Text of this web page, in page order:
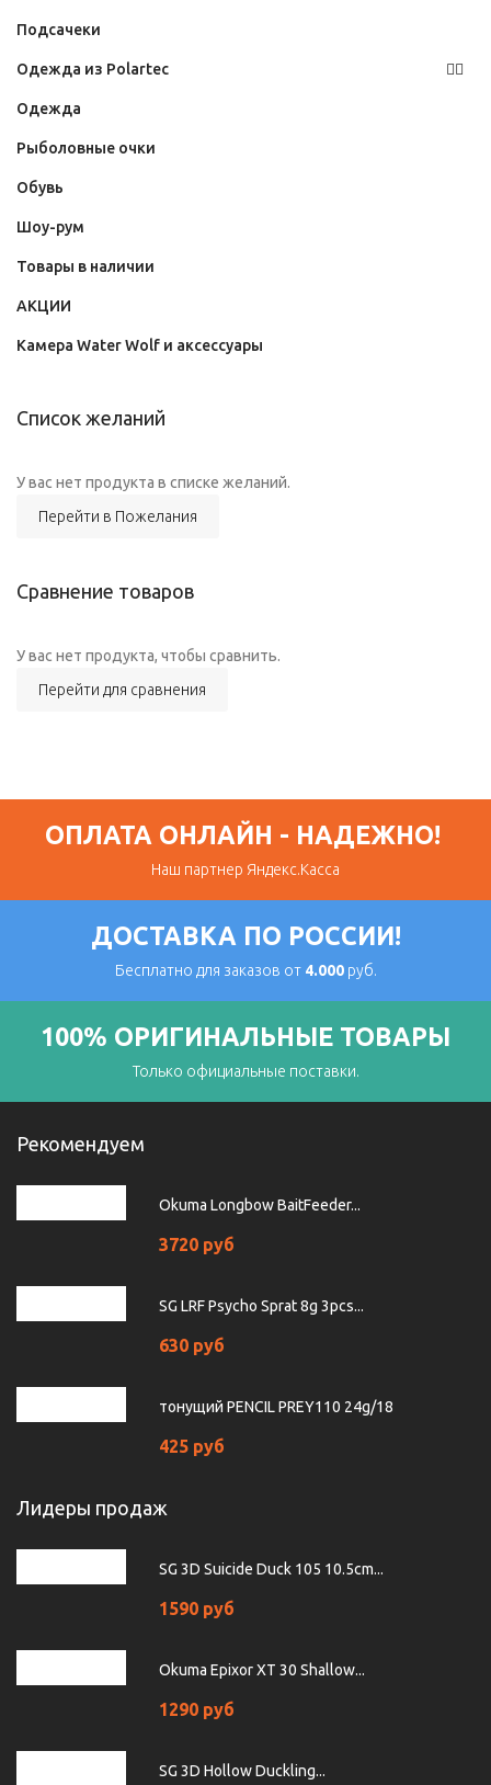
Подсачеки
Одежда из Polartec
Одежда
Рыболовные очки
Обувь
Шоу-рум
Товары в наличии
АКЦИИ
Камера Water Wolf и аксессуары
Список желаний
У вас нет продукта в списке желаний.
Перейти в Пожелания
Сравнение товаров
У вас нет продукта, чтобы сравнить.
Перейти для сравнения
ОПЛАТА ОНЛАЙН - НАДЕЖНО!
Наш партнер Яндекс.Касса
ДОСТАВКА ПО РОССИИ!
Бесплатно для заказов от 4.000руб.
100% ОРИГИНАЛЬНЫЕ ТОВАРЫ
Только официальные поставки.
Рекомендуем
Okuma Longbow BaitFeeder...
3720 руб
SG LRF Psycho Sprat 8g 3pcs...
630 руб
тонущий PENCIL PREY110 24g/18
425 руб
Лидеры продаж
SG 3D Suicide Duck 105 10.5cm...
1590 руб
Okuma Epixor XT 30 Shallow...
1290 руб
SG 3D Hollow Duckling...